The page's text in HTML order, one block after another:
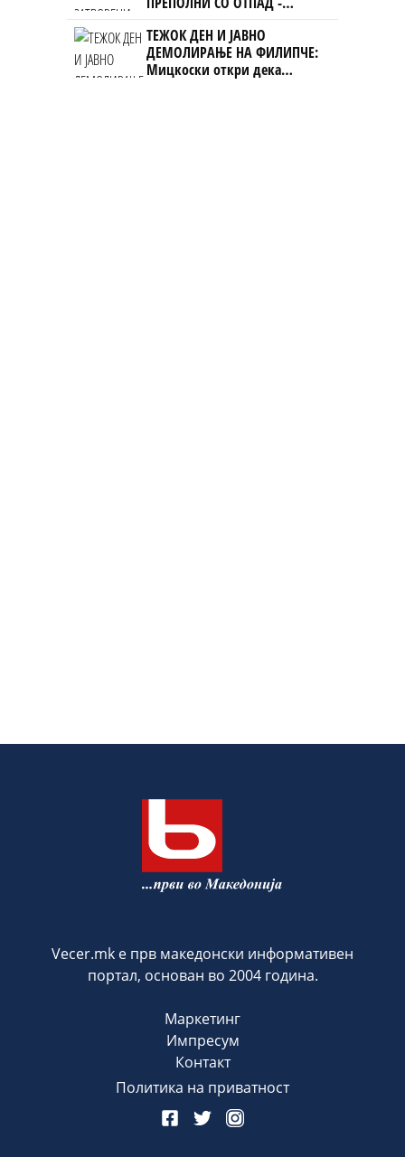
Фнидек во хаос по
мигрантскиот бран кон Сеута
ТЕЖОК ДЕН И ЈАВНО
ДЕМОЛИРАЊЕ НА ФИЛИПЧЕ:
Мицкоски откри дека
Vecer.mk е прв македонски информативен
портал, основан во 2004 година.
Маркетинг
Импресум
Контакт
Политика на приватност